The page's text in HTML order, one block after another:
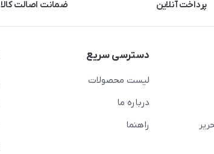
پرداخت آنلاین ضمانت اصالت کالا
دسترسی سریع
لیست محصولات
درباره ما
راهنما